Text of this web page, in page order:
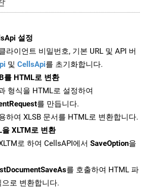
설정
라이언트 비밀번호, 기본 URL 및 API 버
및 CellsApi를 초기화합니다.
를 HTML로 변환
형식을 HTML로 설정하여
를 만듭니다.
하여 XLSB 문서를 HTML로 변환합니다.
XLTM로 변환
로 하여 CellsAPI에서 SaveOption을
를 호출하여 HTML 파
으로 변환합니다.